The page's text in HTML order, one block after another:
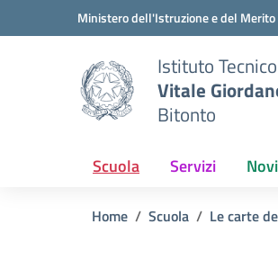
Vai ai contenuti
Vai al menu di navigazioneMinistero dell'Istruzione e del Merito
Istituto
Vitale
Bitonto
Scuola Servizi
Home Scuola Le carte